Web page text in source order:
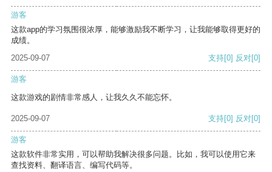
游客
这款app的学习氛围很浓厚，能够激励我不断学习，让我能够取得更好的
成绩。
2025-09-07
支持[0] 反对[0]
游客
这款游戏的剧情非常感人，让我久久不能忘怀。
2025-09-07 支持[0] 反对[0]
游客
这款软件非常实用，可以帮助我解决很多问题。比如，我可以使用它来
查找资料、翻译语言、编写代码等。